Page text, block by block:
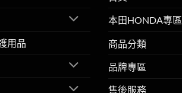
用品
本田HONDA專區
商品分類
品牌專區
售後服務